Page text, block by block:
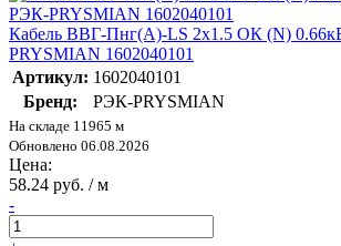
Кабель ВВГ-Пнг(А)-LS 2х1.5 ОК (N)
PRYSMIAN 1602040101
Артикул: 1602040101
Бренд:
РЭК-PRYSMIAN
На складе 11965 м
Обновлено 06.08.2026
Цена:
58.24 руб. / м
-